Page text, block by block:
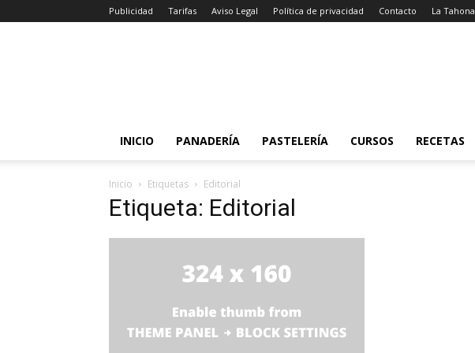
Publicidad Tarifas Aviso Legal Política de privacidad Contacto La Tahona
INICIO PANADERÍA PASTELERÍA CURSOS RECETAS
Inicio Etiquetas Editorial
Etiqueta: Editorial